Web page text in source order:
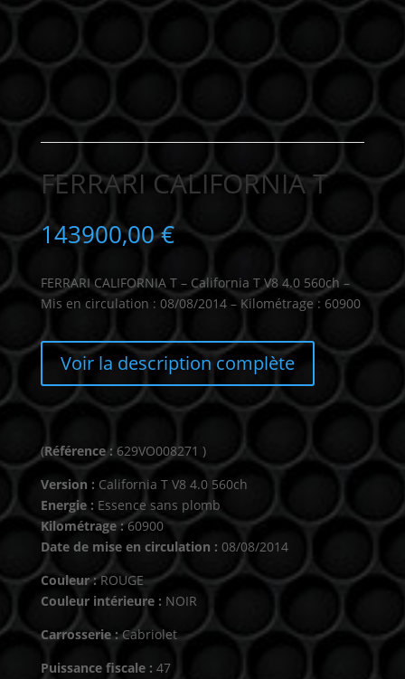
FERRARI CALIFORNIA T
143900,00€
FERRARI CALIFORNIA T – California T V8 4.0 560ch –
Mis en circulation : 08/08/2014 – Kilométrage : 60900
Voir la description complète
(Référence : 629VO008271 )
Version : California T V8 4.0 560ch
Energie : Essence sans plomb
Kilométrage :60900
Date de mise en circulation : 08/08/2014
Couleur :ROUGE
Couleur intérieure : NOIR
Carrosserie :Cabriolet
Puissance fiscale : 47